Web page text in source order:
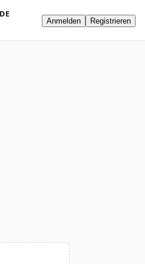
DE
Anmelden Registrieren